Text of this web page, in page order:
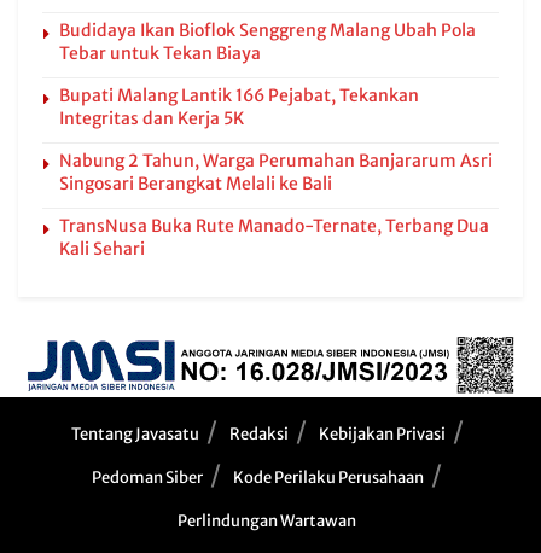
Budidaya Ikan Bioflok Senggreng Malang Ubah Pola
Tebar untuk Tekan Biaya
Bupati Malang Lantik 166 Pejabat, Tekankan
Integritas dan Kerja 5K
Nabung 2 Tahun, Warga Perumahan Banjararum Asri
Singosari Berangkat Melali ke Bali
TransNusa Buka Rute Manado-Ternate, Terbang Dua
Kali Sehari
Tentang Javasatu Redaksi Kebijakan Privasi
Pedoman Siber Kode Perilaku Perusahaan
Perlindungan Wartawan